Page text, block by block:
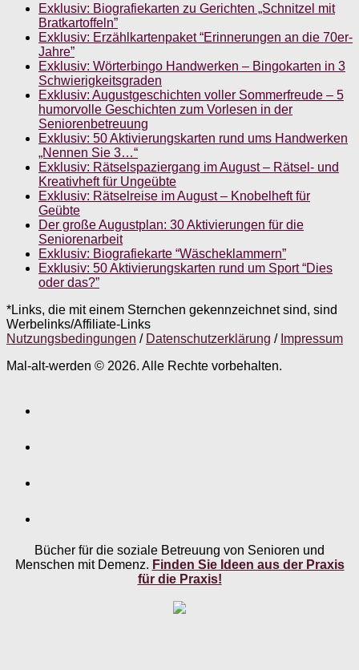
Exklusiv: Biografiekarten zu Gerichten „Schnitzel mit
Bratkartoffeln”
Exklusiv: Erzählkartenpaket “Erinnerungen an die 70er-
Jahre”
Exklusiv: Wörterbingo Handwerken – Bingokarten in 3
Schwierigkeitsgraden
Exklusiv: Augustgeschichten voller Sommerfreude – 5
humorvolle Geschichten zum Vorlesen in der
Seniorenbetreuung
Exklusiv: 50 Aktivierungskarten rund ums Handwerken
„Nennen Sie 3…“
Exklusiv: Rätselspaziergang im August – Rätsel- und
Kreativheft für Ungeübte
Exklusiv: Rätselreise im August – Knobelheft für
Geübte
Der große Augustplan: 30 Aktivierungen für die
Seniorenarbeit
Exklusiv: Biografiekarte “Wäscheklammern”
Exklusiv: 50 Aktivierungskarten rund um Sport “Dies
oder das?”
*Links, die mit einem Sternchen gekennzeichnet sind, sind
Werbelinks/Affiliate-Links
Nutzungsbedingungen / Datenschutzerklärung / Impressum
Mal-alt-werden © 2026. Alle Rechte vorbehalten.
Bücher für die soziale Betreuung von Senioren und
Menschen mit Demenz. Finden Sie Ideen aus der Praxis
für die Praxis!